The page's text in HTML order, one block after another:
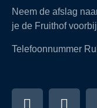
Neem de afslag
je de Fruithof
Telefoonnummer